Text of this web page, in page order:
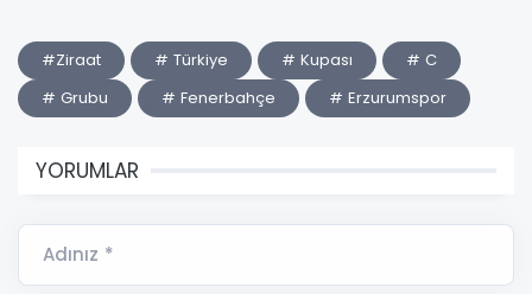
#Ziraat # Türkiye # Kupası
# C
# Grubu
# Fenerbahçe # Erzurumspor
YORUMLAR
Adınız *